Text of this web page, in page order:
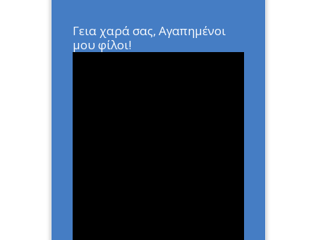
Γεια χαρά σας, Αγαπημένοι
μου φίλοι!